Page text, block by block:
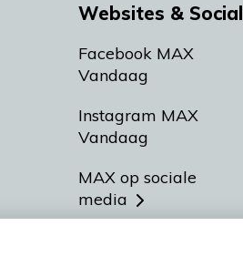
Websites & Social
Facebook MAX
Vandaag
Instagram MAX
Vandaag
MAX op sociale
media